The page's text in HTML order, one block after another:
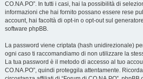
CO.NA.PO”. In tutti i casi, hai la possibilità di
informazioni che hai fornito possano essere rese
account, hai facoltà di opt-in o opt-out sul
software phpBB.
La password viene criptata (hash unidirezionale)
ogni caso ti raccomandiamo di non utilizzare la
La tua password è il metodo di accesso al tuo
CO.NA.PO”, quindi proteggila attentamente.